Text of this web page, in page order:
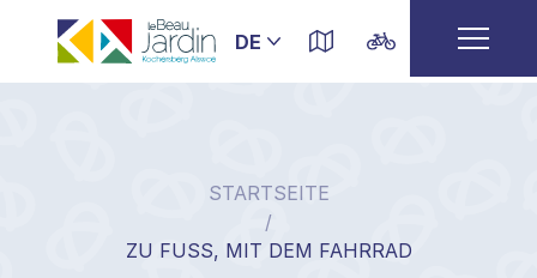
STARTSEITE
/
ZU FUSS, MIT DEM FAHRRAD